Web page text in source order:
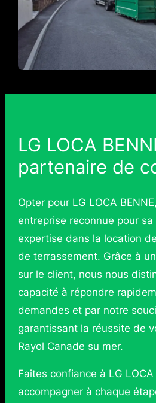
LG LOCA
partenaire de
Opter pour LG LOCA
entreprise reconnue pour
expertise dans la location
de terrassement. Grâce à
sur le client, nous nous
capacité à répondre
demandes et par notre
garantissant la réussite de
Rayol Canade su mer.
Faites confiance à LG
accompagner à chaque